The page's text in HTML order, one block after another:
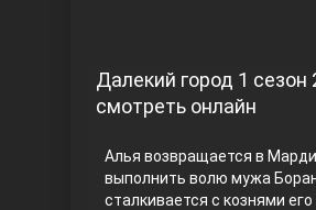
Далекий город 1 сезон
смотреть онлайн
Алья возвращается в
выполнить волю мужа
сталкивается с кознями его